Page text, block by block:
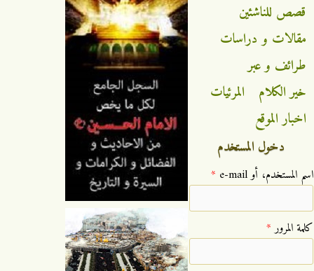
قصص للناشئين
مقالات و دراسات
طرائف و عبر
خير الكلام
المرئيات
اخبار الموقع
دخول المستخدم
‏اسم المستخدم، أو e-mail ‏ *
‏كلمة المرور ‏*